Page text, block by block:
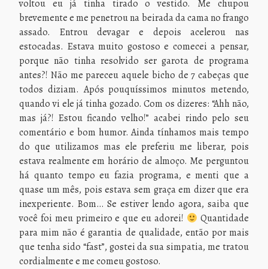
voltou eu já tinha tirado o vestido. Me chupou
brevemente e me penetrou na beirada da cama no frango
assado. Entrou devagar e depois acelerou nas
estocadas. Estava muito gostoso e comecei a pensar,
porque não tinha resolvido ser garota de programa
antes?! Não me pareceu aquele bicho de 7 cabeças que
todos diziam. Após pouquíssimos minutos metendo,
quando vi ele já tinha gozado. Com os dizeres: “Ahh não,
mas já?! Estou ficando velho!” acabei rindo pelo seu
comentário e bom humor. Ainda tínhamos mais tempo
do que utilizamos mas ele preferiu me liberar, pois
estava realmente em horário de almoço. Me perguntou
há quanto tempo eu fazia programa, e menti que a
quase um mês, pois estava sem graça em dizer que era
inexperiente. Bom… Se estiver lendo agora, saiba que
você foi meu primeiro e que eu adorei!
Quantidade
para mim não é garantia de qualidade, então por mais
que tenha sido “fast”, gostei da sua simpatia, me tratou
cordialmente e me comeu gostoso.